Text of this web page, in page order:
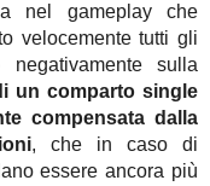
nel gameplay che
velocemente tutti gli
sulla
un comparto single
compensata dalla
, che in caso di
essere ancora più